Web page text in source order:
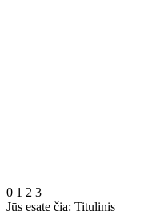
0 1 2 3
Jūs esate čia: Titulinis